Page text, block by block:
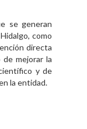
se generan
como
directa
mejorar la
y de
la entidad.